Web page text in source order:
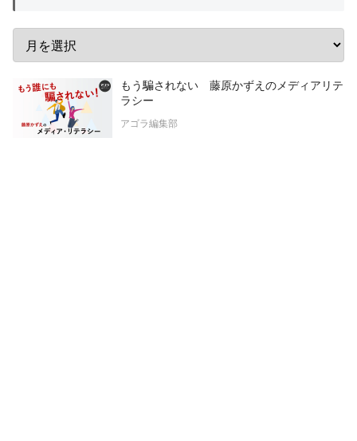
もう騙されない 藤原かずえのメディアリテ
ラシー
アゴラ編集部